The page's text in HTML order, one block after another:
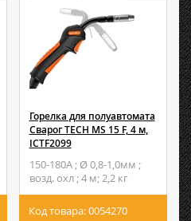
Горелка для полуавтомата
Сварог TECH MS 15 F, 4 м,
ICTF2099
150-180А ; Ø 0,8-1,0мм ;
возд. охл ; 4 м; 2,2 кг
Код товара: 0054270